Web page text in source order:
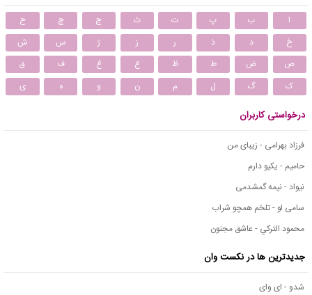
ا ب پ ت ث ج چ
ح
خ
د ذ ر ز ژ س
ش
ص
ض ط ظ ع غ ف
ق
ک
گ ل م ن و ه ی
درخواستی کاربران
فرزاد بهرامی - زیبای من
حامیم - یکیو دارم
نیواد - نیمه گمشدمی
سامی لو - تلخم همچو شراب
محمود التركي - عاشق مجنون
جدیدترین ها در نکست وان
شدو - ای وای